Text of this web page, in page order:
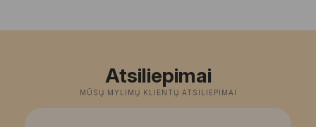
Atsiliepimai
MŪSŲ MYLIMŲ KLIENTŲ ATSILIEPIMAI